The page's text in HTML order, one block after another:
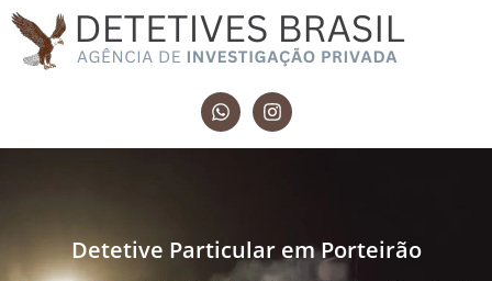
Detetive Particular em Porteirão